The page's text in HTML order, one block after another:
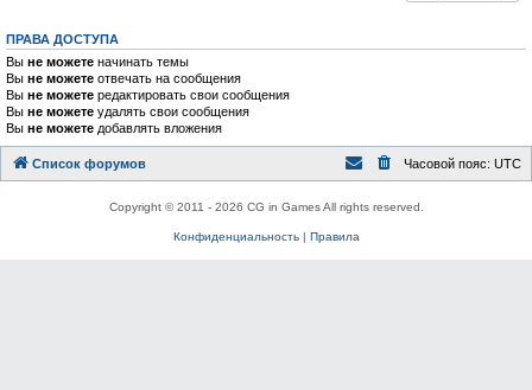
ПРАВА ДОСТУПА
Вы не можете начинать темы
Вы не можете отвечать на сообщения
Вы не можете редактировать свои сообщения
Вы не можете удалять свои сообщения
Вы не можете добавлять вложения
Список форумов Часовой пояс: UTC
Copyright © 2011 - 2026 CG in Games All rights reserved.
Конфиденциальность| Правила